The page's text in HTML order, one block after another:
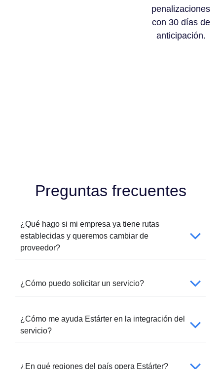
penalizaciones
con 30 días de
anticipación.
Preguntas frecuentes
¿Qué hago si mi empresa ya tiene rutas
establecidas y queremos cambiar de
proveedor?
¿Cómo puedo solicitar un servicio?
¿Cómo me ayuda Estárter en la integración del
servicio?
¿En qué regiones del país opera Estárter?